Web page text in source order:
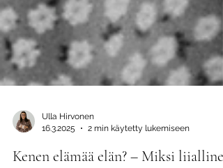
16.3.2025
2 min käytetty lukemiseen